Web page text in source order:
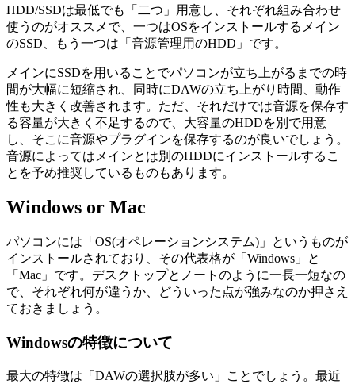
HDD/SSDは最低でも「二つ」用意し、それぞれ組み合わせ
使うのがオススメで、一つはOSをインストールするメイン
のSSD、もう一つは「音源管理用のHDD」です。
メインにSSDを用いることでパソコンが立ち上がるまでの時
間が大幅に短縮され、同時にDAWの立ち上がり時間、動作
性も大きく改善されます。ただ、それだけでは音源を保存す
る容量が大きく不足するので、大容量のHDDを別で用意
し、そこに音源やプラグインを保存するのが良いでしょう。
音源によってはメインとは別のHDDにインストールするこ
とを予め推奨しているものもあります。
Windows or Mac
パソコンには「OS(オペレーションシステム)」というものが
インストールされており、その代表格が「Windows」と
「Mac」です。デスクトップとノートのように一長一短なの
で、それぞれ何が違うか、どういった点が強みなのか押さえ
ておきましょう。
Windowsの特徴について
最大の特徴は「DAWの選択肢が多い」ことでしょう。最近